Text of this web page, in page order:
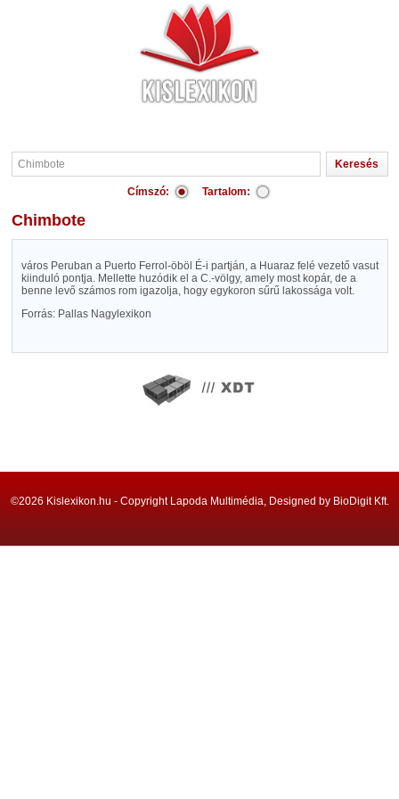
Címszó: Tartalom:
Chimbote
város Peruban a Puerto Ferrol-öböl É-i partján, a Huaraz felé vezető vasut
kiinduló pontja. Mellette huzódik el a C.-völgy, amely most kopár, de a
benne levő számos rom igazolja, hogy egykoron sűrű lakossága volt.
Forrás: Pallas Nagylexikon
©2026 Kislexikon.hu - Copyright Lapoda Multimédia, Designed by BioDigit Kft.